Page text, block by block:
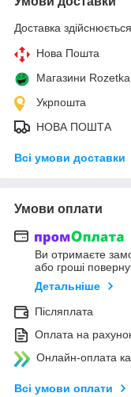
Доставка
Нова Пошта
Магазини Rozetka
Укрпошта
НОВА ПОШТА
Всі умови доставки
Умови оплати
Ви отримаєте
або гроші
Детальніше
Післяплата
Оплата на
Онлайн-оплата
Всі умови оплати